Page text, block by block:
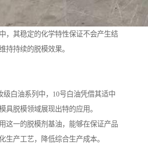
，其稳定的化学特性保证不会产生结
持持续的脱模效果。
级白油系列中，10号白油凭借其适中
具脱模领域展现出特的应用。
这一的脱模剂基油，能够在保证产品
生产工艺，降低综合生产成本。